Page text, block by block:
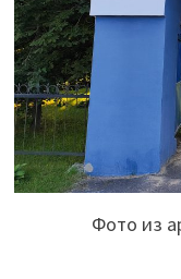
Фото из